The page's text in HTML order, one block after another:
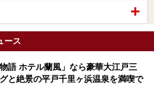
ース
物語 ホテル蘭風」なら豪華大江戸三
と絶景の平戸千里ヶ浜温泉を満喫で